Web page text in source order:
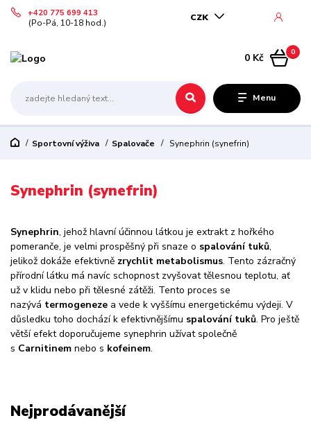
Menu
CZK
+420 775 699 413
(Po-Pá, 10-18 hod.)
0
0 Kč
Sportovní výživa Spalovače Synephrin (synefrin)
Synephrin (synefrin)
Synephrin, jehož hlavní účinnou látkou je extrakt z hořkého
pomeranče, je velmi prospěšný při snaze o spalování tuků,
jelikož dokáže efektivně zrychlit metabolismus. Tento zázračný
přírodní látku má navíc schopnost zvyšovat tělesnou teplotu, ať
už v klidu nebo při tělesné zátěži. Tento proces se
nazývá termogeneze a vede k vyššímu energetickému výdeji. V
důsledku toho dochází k efektivnějšímu spalování tuků. Pro ještě
větší efekt doporučujeme synephrin užívat společně
s Carnitinem nebo s kofeinem.
Nejprodávanější